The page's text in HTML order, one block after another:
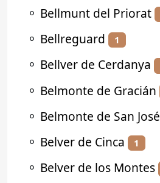
⚬ Bellmunt del Priorat
⚬ Bellreguard 1
⚬ Bellver de Cerdanya
⚬ Belmonte de Gracián
⚬ Belmonte de San José
⚬ Belver de Cinca 1
⚬ Belver de los Montes